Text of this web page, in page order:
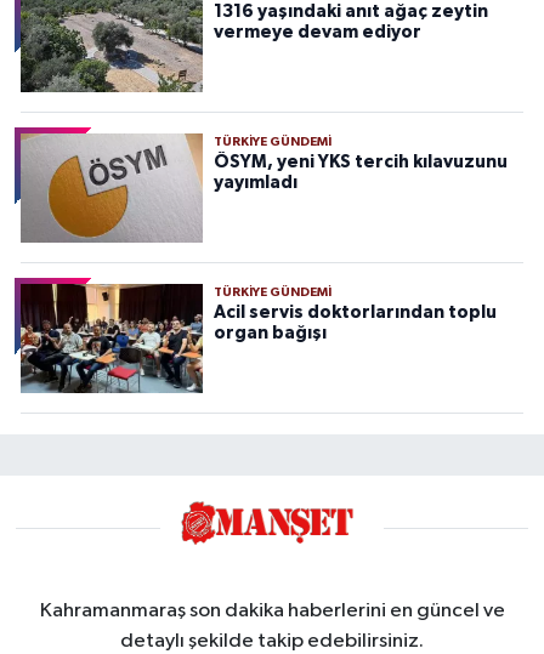
1316 yaşındaki anıt ağaç zeytin
vermeye devam ediyor
TÜRKIYE GÜNDEMI
ÖSYM, yeni YKS tercih kılavuzunu
yayımladı
TÜRKIYE GÜNDEMI
Acil servis doktorlarından toplu
organ bağışı
Kahramanmaraş son dakika haberlerini en güncel ve
detaylı şekilde takip edebilirsiniz.